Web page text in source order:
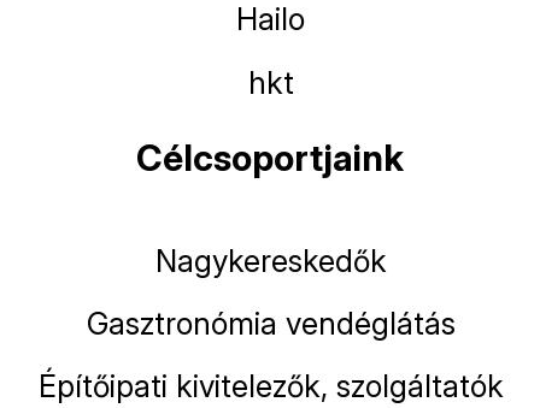
Hailo
hkt
Célcsoportjaink
Nagykereskedők
Gasztronómia vendéglátás
Építőipati kivitelezők, szolgáltatók